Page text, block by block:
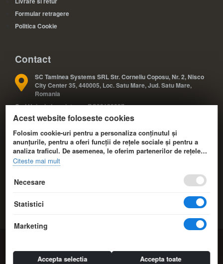
Formular retragere
Politica Cookie
Contact
SC Taminea Systems SRL Str. Corneliu Coposu, Nr. 2, Nisco
City Center 35, 440005, Loc. Satu Mare, Jud. Satu Mare,
Romania
Cod Unic de Inregistrare: RO33133887
Registrul Comertului: J30/327/2014
COD CAEN: 4791
+40 724 588 425; +40 724 588 424
Systems. All Rights Reserved
Acest website foloseste cookies
Folosim cookie-uri pentru a personaliza conținutul și
anunțurile, pentru a oferi funcții de rețele sociale și pentru a
analiza traficul. De asemenea, le oferim partenerilor de rețele
sociale, de publicitate și de analize informații cu privire la
modul în care folosiți site-ul nostru. Aceștia le pot combina cu
alte informații oferite de dvs. sau culese în urma folosirii
serviciilor lor.
Citeste mai mult
Necesare
Statistici
Marketing
Accepta selectia Accepta toate